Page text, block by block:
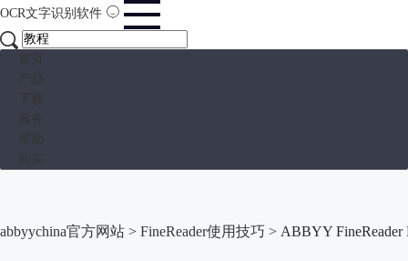
OCR文字识别软件
abbyychina官方网站 > FineReader使用技巧 > ABBYY